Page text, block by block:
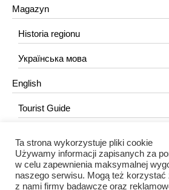
Magazyn
Historia regionu
Українська мова
English
Tourist Guide
KONTAKT
redakcja@portalkujawski.pl
Ta strona wykorzystuje pliki cookie
Używamy informacji zapisanych za
w celu zapewnienia maksymalnej
naszego serwisu. Mogą też korzystać
z nami firmy badawcze oraz